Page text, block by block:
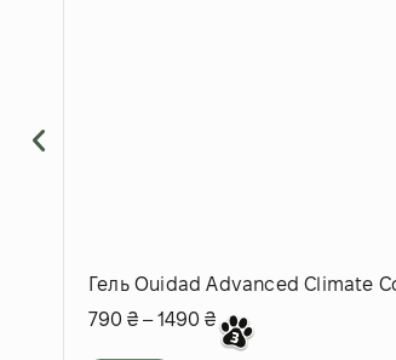
Гель Ouidad Advanced Climate
790 ₴ – 1490 ₴